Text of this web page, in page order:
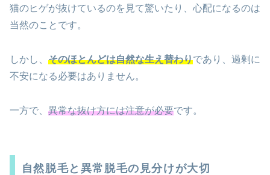
猫のヒゲが抜けているのを見て驚いたり、心配になるのは
当然のことです。
しかし、 そのほとんどは自然な生え替わりであり、過剰に
不安になる必要はありません。
一方で、 異常な抜け方には注意が必要です。
自然脱毛と異常脱毛の見分けが大切